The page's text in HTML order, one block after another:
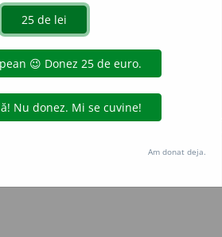
dexonline (https://dexonline.ro)
prin orice metode de extragere automată
seturilor de date oferite oficial spre utilizare
Hosterion
Am donat deja.